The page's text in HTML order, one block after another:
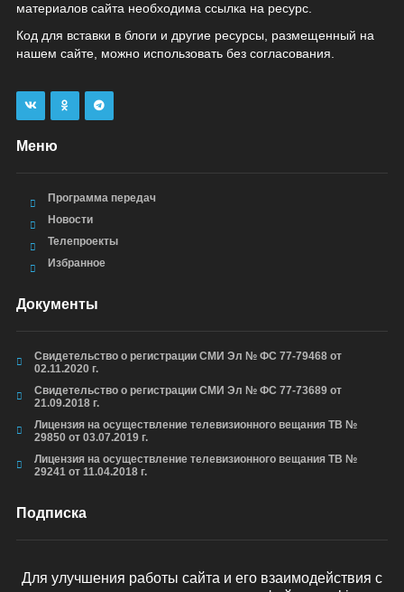
материалов сайта необходима ссылка на ресурс.
Код для вставки в блоги и другие ресурсы, размещенный на
нашем сайте, можно использовать без согласования.
Меню
Программа передач
Новости
Телепроекты
Избранное
Документы
Свидетельство о регистрации СМИ Эл № ФС 77-79468 от
02.11.2020 г.
Свидетельство о регистрации СМИ Эл № ФС 77-73689 от
21.09.2018 г.
Лицензия на осуществление телевизионного вещания ТВ №
29850 от 03.07.2019 г.
Лицензия на осуществление телевизионного вещания ТВ №
29241 от 11.04.2018 г.
Подписка
Для улучшения работы сайта и его взаимодействия с